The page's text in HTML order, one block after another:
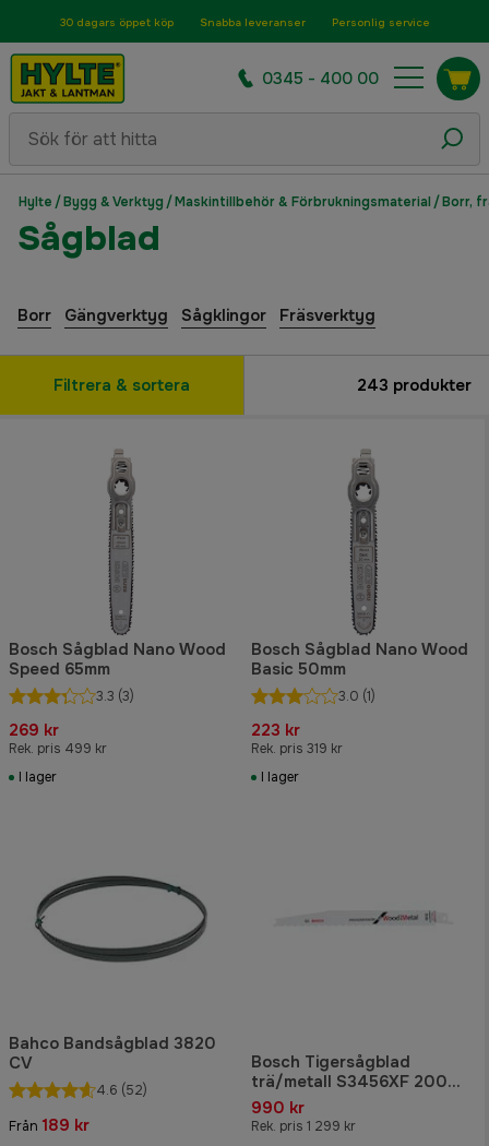
30 dagars öppet köp Snabba leveranser Personlig service
0345 - 400 00
Hylte /Bygg & Verktyg /Maskintillbehör & Förbrukningsmaterial /Borr,
Sågblad
Borr Gängverktyg Sågklingor Fräsverktyg
Filtrera & sortera 243 produkter
Bosch Sågblad Nano Wood
Speed 65mm
3.3 (3)
269 kr
Rek. pris 499 kr
I lager
Bosch Sågblad Nano Wood
Basic 50mm
3.0 (1)
223 kr
Rek. pris 319 kr
I lager
Bahco Bandsågblad 3820
CV
4.6 (52)
Från 189 kr
Bosch Tigersågblad
trä/metall S3456XF 200
mm 25-pack
990 kr
Rek. pris 1 299 kr